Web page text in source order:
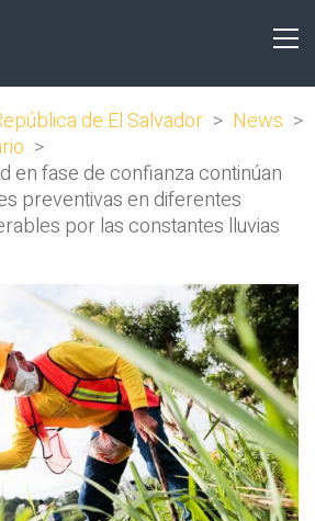
de El Salvador > News >
>
en fase de confianza continúan
preventivas en diferentes
por las constantes lluvias